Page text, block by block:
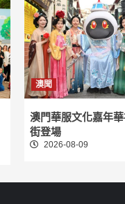
澳聞
澳門華服文化嘉年
街登場
2026-08-09